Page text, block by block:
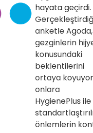
hayata geçirdi.
anketle Agoda,
gezginlerin
konusundaki
beklentilerini
ortaya
onlara
HygienePlus ile
önlemlerin